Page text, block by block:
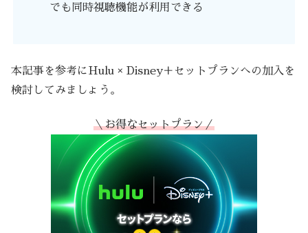
でも同時視聴機能が利用できる
本記事を参考にHulu × Disney＋セットプランへの加入を
検討してみましょう。
＼お得なセットプラン／